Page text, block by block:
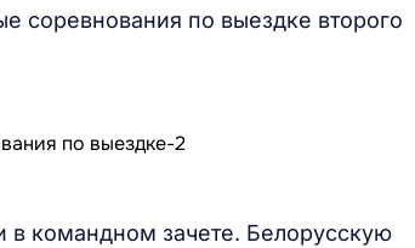
соревнования по выездке второго
в командном зачете. Белорусскую